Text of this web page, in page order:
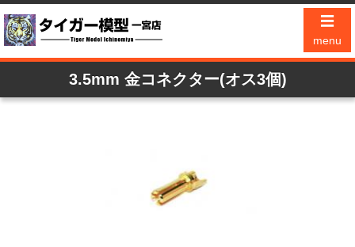
☰
menu
3.5mm 金コネクター(オス3個)